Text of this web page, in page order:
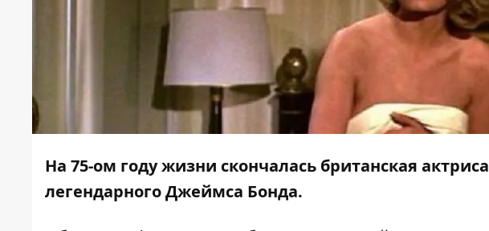
На 75-ом году жизни скончалась британская
легендарного Джеймса Бонда.